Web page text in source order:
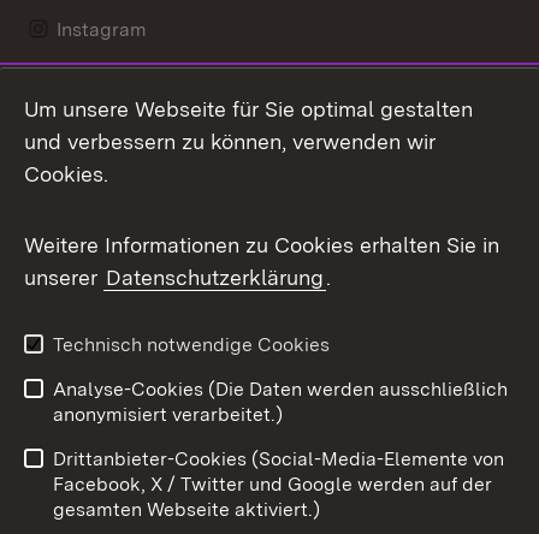
Instagram
Mastodon
Messenger
Social Wall
X / Twitter
Youtube
Benutzungshinweise
Barrierefreiheit
Datenschutz
Cookies
Um unsere Webseite für Sie optimal gestalten
und verbessern zu können, verwenden wir
Cookies.
Weitere Informationen zu Cookies erhalten Sie in
unserer Datenschutzerklärung.
Technisch notwendige Cookies
Analyse-Cookies (Die Daten werden ausschließlich
anonymisiert verarbeitet.)
Drittanbieter-Cookies (Social-Media-Elemente von
Facebook, X / Twitter und Google werden auf der
gesamten Webseite aktiviert.)